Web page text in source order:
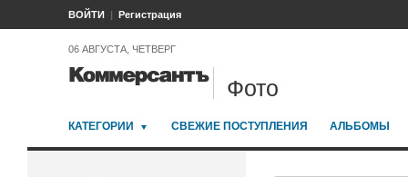
ВОЙТИ Регистрация
06 АВГУСТА, ЧЕТВЕРГ
Фото
КАТЕГОРИИ СВЕЖИЕ ПОСТУПЛЕНИЯ АЛЬБОМЫ